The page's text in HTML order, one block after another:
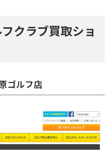
クラブ買取ショ
ゴルフ店